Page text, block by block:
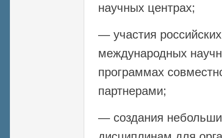
научных центрах;
— участия
международных
программах
партнерами;
— создания